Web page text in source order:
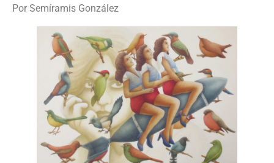
Por Semíramis González